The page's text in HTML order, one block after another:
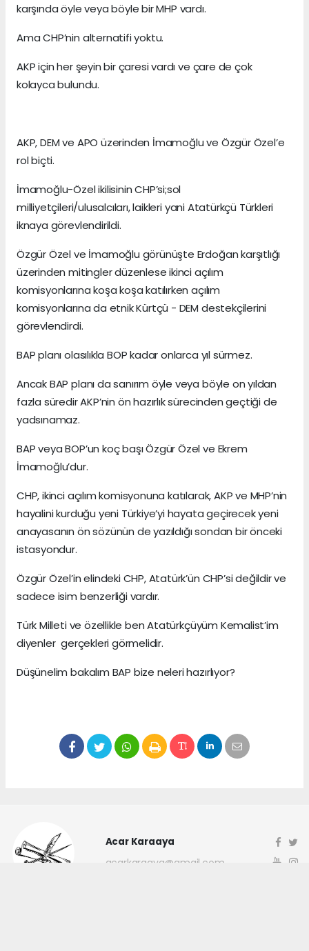
karşında öyle veya böyle bir MHP vardı.
Ama CHP’nin alternatifi yoktu.
AKP için her şeyin bir çaresi vardı ve çare de çok
kolayca bulundu.
AKP, DEM ve APO üzerinden İmamoğlu ve Özgür Özel’e
rol biçti.
İmamoğlu-Özel ikilisinin CHP’si;sol
milliyetçileri/ulusalcıları, laikleri yani Atatürkçü Türkleri
iknaya görevlendirildi.
Özgür Özel ve İmamoğlu görünüşte Erdoğan karşıtlığı
üzerinden mitingler düzenlese ikinci açılım
komisyonlarına koşa koşa katılırken açılım
komisyonlarına da etnik Kürtçü - DEM destekçilerini
görevlendirdi.
BAP planı olasılıkla BOP kadar onlarca yıl sürmez.
Ancak BAP planı da sanırım öyle veya böyle on yıldan
fazla süredir AKP’nin ön hazırlık sürecinden geçtiği de
yadsınamaz.
BAP veya BOP’un koç başı Özgür Özel ve Ekrem
İmamoğlu’dur.
CHP, ikinci açılım komisyonuna katılarak, AKP ve MHP’nin
hayalini kurduğu yeni Türkiye’yi hayata geçirecek yeni
anayasanın ön sözünün de yazıldığı sondan bir önceki
istasyondur.
Özgür Özel’in elindeki CHP, Atatürk’ün CHP’si değildir ve
sadece isim benzerliği vardır.
Türk Milleti ve özellikle ben Atatürkçüyüm Kemalist’im
diyenler gerçekleri görmelidir.
Düşünelim bakalım BAP bize neleri hazırlıyor?
Acar Karaaya
acarkaraaya@gmail.com